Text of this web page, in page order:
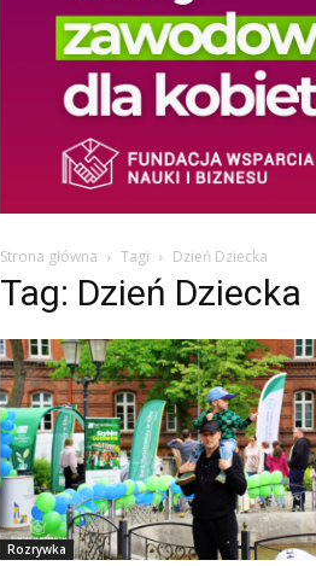
Strona główna Tagi Dzień Dziecka
Tag: Dzień Dziecka
Rozrywka